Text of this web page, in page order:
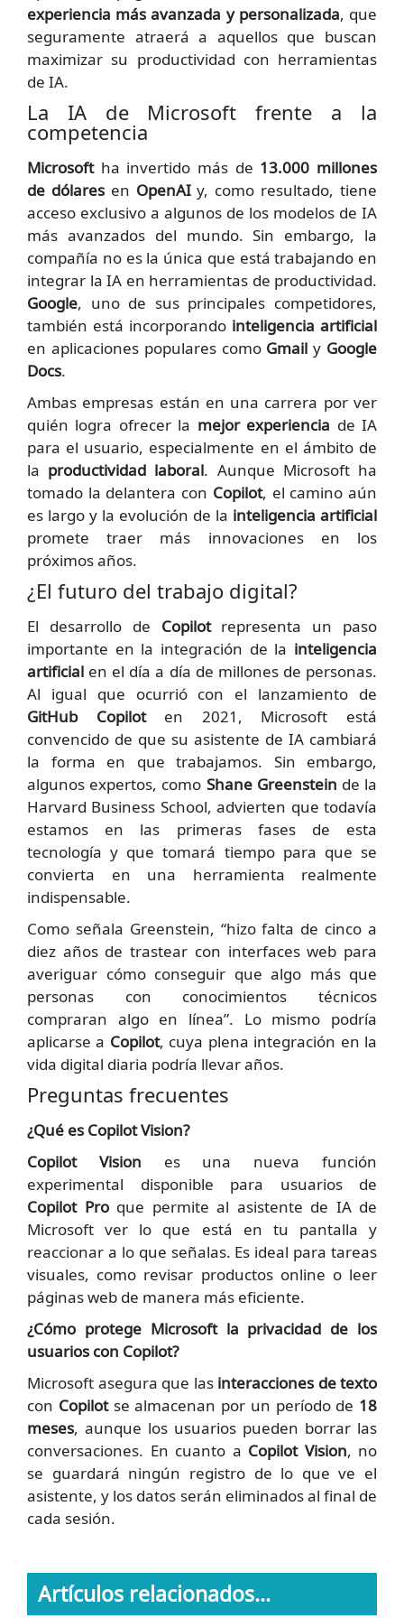
experiencia más avanzada y personalizada, que
seguramente atraerá a aquellos que buscan
maximizar su productividad con herramientas
de IA.
La IA de Microsoft frente a la
competencia
Microsoftha invertido más de 13.000 millones
de dólaresen OpenAIy, como resultado, tiene
acceso exclusivo a algunos de los modelos de IA
más avanzados del mundo. Sin embargo, la
compañía no es la única que está trabajando en
integrar la IA en herramientas de productividad.
Google, uno de sus principales competidores,
también está incorporando inteligencia artificial
en aplicaciones populares como Gmail y Google
Docs.
Ambas empresas están en una carrera por ver
quién logra ofrecer la mejor experiencia de IA
para el usuario, especialmente en el ámbito de
la productividad laboral. Aunque Microsoft ha
tomado la delantera con Copilot, el camino aún
es largo y la evolución de la inteligencia artificial
promete traer más innovaciones en los
próximos años.
¿El futuro del trabajo digital?
El desarrollo de Copilotrepresenta un paso
importante en la integración de la inteligencia
artificial en el día a día de millones de personas.
Al igual que ocurrió con el lanzamiento de
GitHub Copiloten 2021, Microsoft está
convencido de que su asistente de IA cambiará
la forma en que trabajamos. Sin embargo,
algunos expertos, como Shane Greenstein de la
Harvard Business School, advierten que todavía
estamos en las primeras fases de esta
tecnología y que tomará tiempo para que se
convierta en una herramienta realmente
indispensable.
Como señala Greenstein, “hizo falta de cinco a
diez años de trastear con interfaces web para
averiguar cómo conseguir que algo más que
personas con conocimientos técnicos
compraran algo en línea”. Lo mismo podría
aplicarse a Copilot, cuya plena integración en la
vida digital diaria podría llevar años.
Preguntas frecuentes
¿Qué es Copilot Vision?
Copilot Vision es una nueva función
experimental disponible para usuarios de
Copilot Proque permite al asistente de IA de
Microsoft ver lo que está en tu pantalla y
reaccionar a lo que señalas. Es ideal para tareas
visuales, como revisar productos online o leer
páginas web de manera más eficiente.
¿Cómo protege Microsoft la privacidad de los
usuarios con Copilot?
Microsoft asegura que las interacciones de texto
con Copilotse almacenan por un período de 18
meses, aunque los usuarios pueden borrar las
conversaciones. En cuanto a Copilot Vision, no
se guardará ningún registro de lo que ve el
asistente, y los datos serán eliminados al final de
cada sesión.
Artículos relacionados...